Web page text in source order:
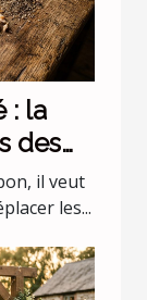
: la
des
il veut
les...